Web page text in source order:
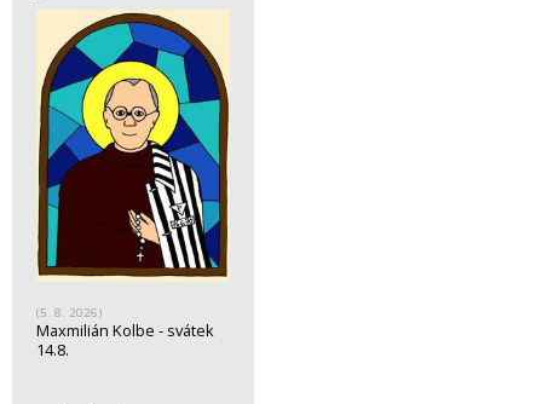
(5. 8. 2026)
Maxmilián Kolbe - svátek
14.8.